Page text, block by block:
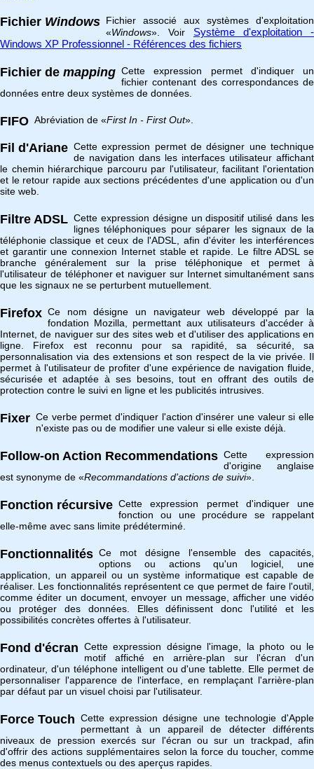
Fichier Windows Fichier associé aux systèmes d'exploitation
«Windows». Voir Système d'exploitation -
Windows XP Professionnel - Références des fichiers
Fichier de mapping Cette expression permet d'indiquer un
fichier contenant des correspondances de
données entre deux systèmes de données.
FIFO Abréviation de «First In - First Out».
Fil d'Ariane Cette expression permet de désigner une technique
de navigation dans les interfaces utilisateur affichant
le chemin hiérarchique parcouru par l'utilisateur, facilitant l'orientation
et le retour rapide aux sections précédentes d'une application ou d'un
site web.
Filtre ADSL Cette expression désigne un dispositif utilisé dans les
lignes téléphoniques pour séparer les signaux de la
téléphonie classique et ceux de l'ADSL, afin d'éviter les interférences
et garantir une connexion Internet stable et rapide. Le filtre ADSL se
branche généralement sur la prise téléphonique et permet à
l'utilisateur de téléphoner et naviguer sur Internet simultanément sans
que les signaux ne se perturbent mutuellement.
Firefox Ce nom désigne un navigateur web développé par la
fondation Mozilla, permettant aux utilisateurs d'accéder à
Internet, de naviguer sur des sites web et d'utiliser des applications en
ligne. Firefox est reconnu pour sa rapidité, sa sécurité, sa
personnalisation via des extensions et son respect de la vie privée. Il
permet à l'utilisateur de profiter d'une expérience de navigation fluide,
sécurisée et adaptée à ses besoins, tout en offrant des outils de
protection contre le suivi en ligne et les publicités intrusives.
Fixer Ce verbe permet d'indiquer l'action d'insérer une valeur si elle
n'existe pas ou de modifier une valeur si elle existe déjà.
Follow-on Action Recommendations Cette expression
d'origine anglaise
est synonyme de «Recommandations d'actions de suivi».
Fonction récursive Cette expression permet d'indiquer une
fonction ou une procédure se rappelant
elle-même avec sans limite prédéterminé.
Fonctionnalités Ce mot désigne l'ensemble des capacités,
options ou actions qu'un logiciel, une
application, un appareil ou un système informatique est capable de
réaliser. Les fonctionnalités représentent ce que permet de faire l'outil,
comme éditer un document, envoyer un message, afficher une vidéo
ou protéger des données. Elles définissent donc l'utilité et les
possibilités concrètes offertes à l'utilisateur.
Fond d'écran Cette expression désigne l'image, la photo ou le
motif affiché en arrière-plan sur l'écran d'un
ordinateur, d'un téléphone intelligent ou d'une tablette. Elle permet de
personnaliser l'apparence de l'interface, en remplaçant l'arrière-plan
par défaut par un visuel choisi par l'utilisateur.
Force Touch Cette expression désigne une technologie d'Apple
permettant à un appareil de détecter différents
niveaux de pression exercés sur l'écran ou sur un trackpad, afin
d'offrir des actions supplémentaires selon la force du toucher, comme
des menus contextuels ou des aperçus rapides.